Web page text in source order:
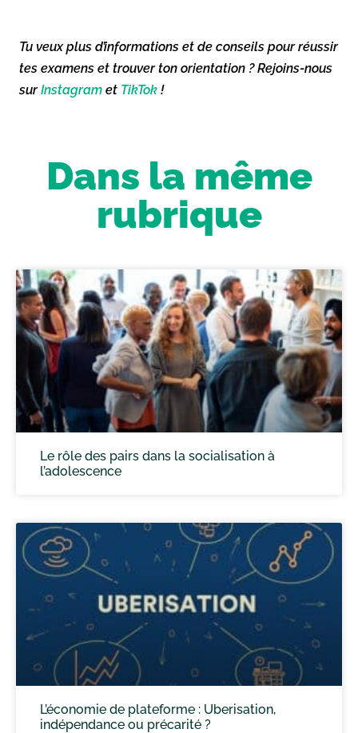
Tu veux plus d’informations et de conseils pour réussir
tes examens et trouver ton orientation ? Rejoins-nous
surInstagram et TikTok !
Dans la même
rubrique
Le rôle des pairs dans la socialisation à
l’adolescence
L’économie de plateforme : Uberisation,
indépendance ou précarité ?